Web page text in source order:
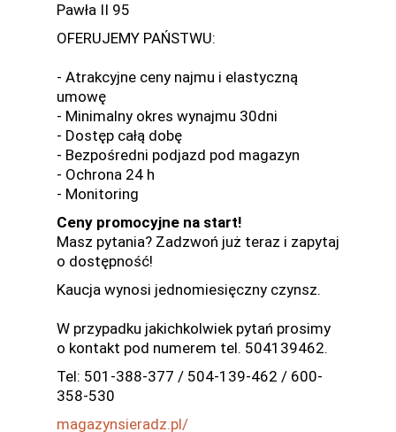
Pawła II 95
OFERUJEMY PAŃSTWU:
- Atrakcyjne ceny najmu i elastyczną
umowę
- Minimalny okres wynajmu 30dni
- Dostęp całą dobę
- Bezpośredni podjazd pod magazyn
- Ochrona 24 h
- Monitoring
Ceny promocyjne na start!
Masz pytania? Zadzwoń już teraz i zapytaj
o dostępność!
Kaucja wynosi jednomiesięczny czynsz.
W przypadku jakichkolwiek pytań prosimy
o kontakt pod numerem tel. 504139462.
Tel: 501-388-377 / 504-139-462 / 600-
358-530
magazynsieradz.pl/